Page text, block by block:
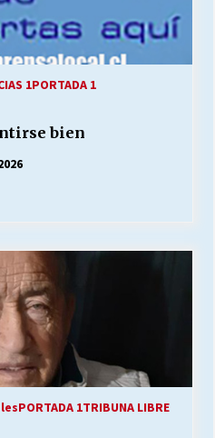
1PORTADA 1
bien
PORTADA 1TRIBUNA LIBRE